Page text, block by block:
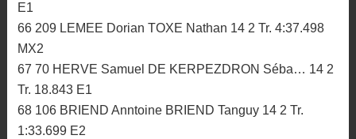
E1
66 209 LEMEE Dorian TOXE Nathan 14 2 Tr. 4:37.498
MX2
67 70 HERVE Samuel DE KERPEZDRON Séba… 14 2
Tr. 18.843 E1
68 106 BRIEND Anntoine BRIEND Tanguy 14 2 Tr.
1:33.699 E2